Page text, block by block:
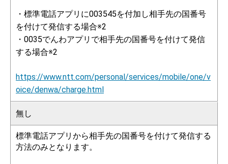
・標準電話アプリに003545を付加し相手先の国番号
を付けて発信する場合※2
・0035でんわアプリで相手先の国番号を付けて発信
する場合※2
https://www.ntt.com/personal/services/mobile/one/v
oice/denwa/charge.html
無し
標準電話アプリから相手先の国番号を付けて発信する
方法のみとなります。